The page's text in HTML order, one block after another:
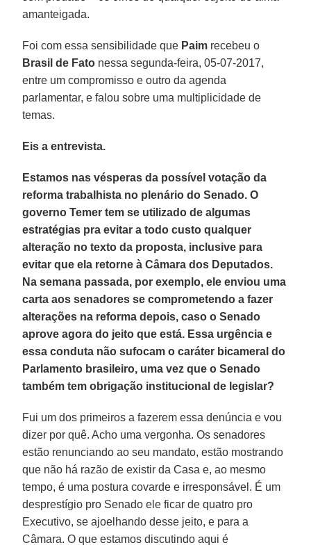
amanteigada.
Foi com essa sensibilidade que Paim recebeu o
Brasil de Fato nessa segunda-feira, 05-07-2017,
entre um compromisso e outro da agenda
parlamentar, e falou sobre uma multiplicidade de
temas.
Eis a entrevista.
Estamos nas vésperas da possível votação da
reforma trabalhista no plenário do Senado. O
governo Temer tem se utilizado de algumas
estratégias pra evitar a todo custo qualquer
alteração no texto da proposta, inclusive para
evitar que ela retorne à Câmara dos Deputados.
Na semana passada, por exemplo, ele enviou uma
carta aos senadores se comprometendo a fazer
alterações na reforma depois, caso o Senado
aprove agora do jeito que está. Essa urgência e
essa conduta não sufocam o caráter bicameral do
Parlamento brasileiro, uma vez que o Senado
também tem obrigação institucional de legislar?
Fui um dos primeiros a fazerem essa denúncia e vou
dizer por quê. Acho uma vergonha. Os senadores
estão renunciando ao seu mandato, estão mostrando
que não há razão de existir da Casa e, ao mesmo
tempo, é uma postura covarde e irresponsável. É um
desprestígio pro Senado ele ficar de quatro pro
Executivo, se ajoelhando desse jeito, e para a
Câmara. O que estamos discutindo aqui é